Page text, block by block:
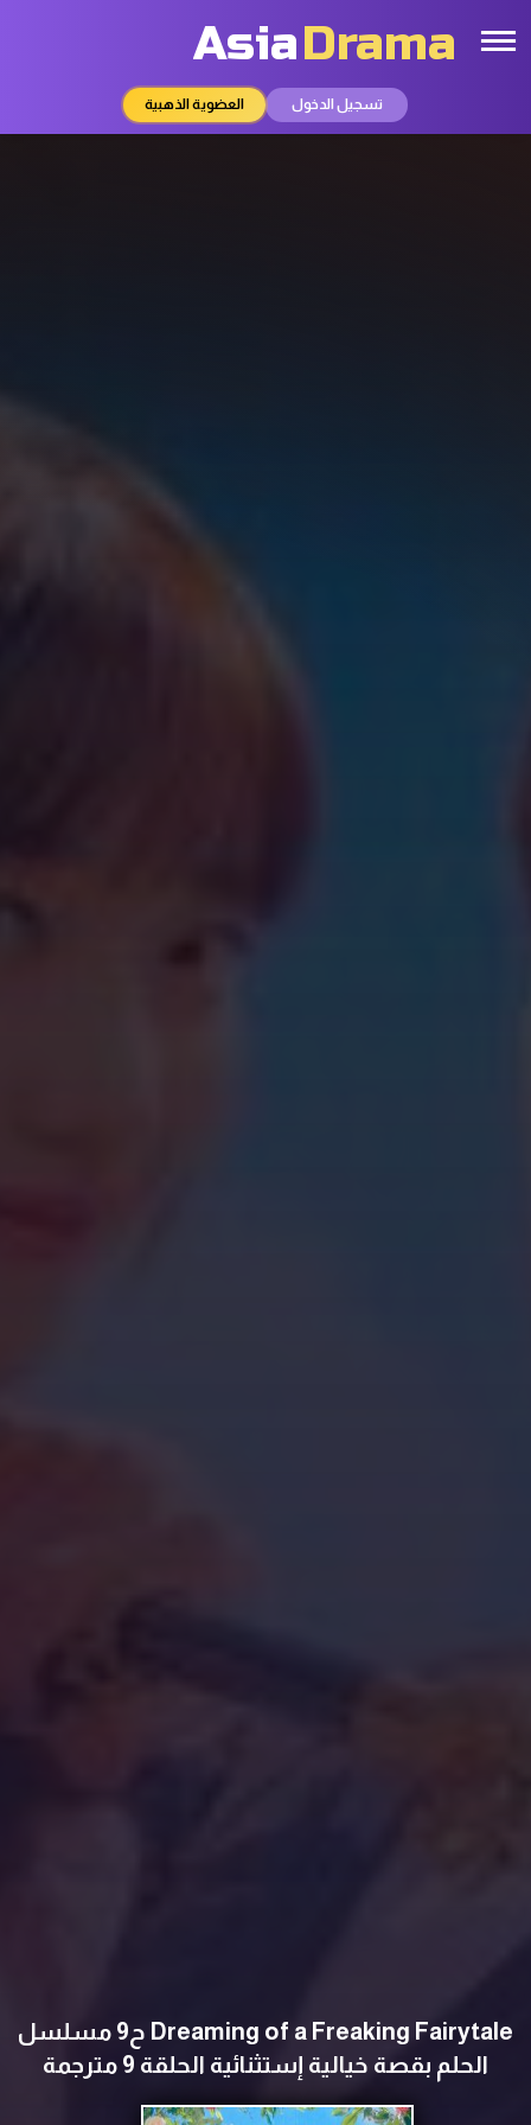
AsiaDrama
تسجيل الدخول العضوية الذهبية
Dreaming of a Freaking Fairytale ح9 مسلسل
الحلم بقصة خيالية إستثنائية الحلقة 9 مترجمة